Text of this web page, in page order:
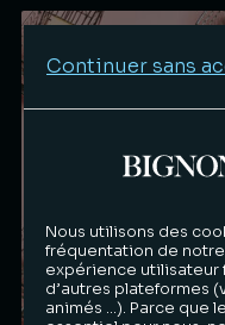
Continuer sans
Nous utilisons des
fréquentation de
expérience utilisateur
d’autres plateformes
animés …). Parce que